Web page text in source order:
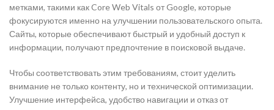
метками, такими как Core Web Vitals от Google, которые
фокусируются именно на улучшении пользовательского опыта.
Сайты, которые обеспечивают быстрый и удобный доступ к
информации, получают предпочтение в поисковой выдаче.
Чтобы соответствовать этим требованиям, стоит уделить
внимание не только контенту, но и технической оптимизации.
Улучшение интерфейса, удобство навигации и отказ от